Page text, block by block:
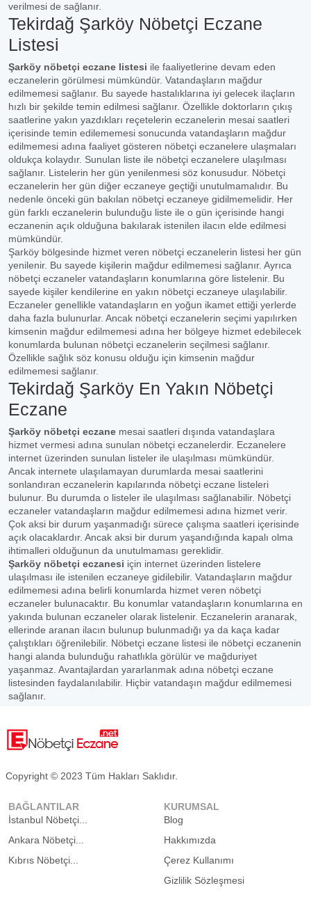
verilmesi de sağlanır.
Tekirdağ Şarköy Nöbetçi Eczane
Listesi
Şarköy nöbetçi eczane listesi ile faaliyetlerine devam eden
eczanelerin görülmesi mümkündür. Vatandaşların mağdur
edilmemesi sağlanır. Bu sayede hastalıklarına iyi gelecek ilaçların
hızlı bir şekilde temin edilmesi sağlanır. Özellikle doktorların çıkış
saatlerine yakın yazdıkları reçetelerin eczanelerin mesai saatleri
içerisinde temin edilememesi sonucunda vatandaşların mağdur
edilmemesi adına faaliyet gösteren nöbetçi eczanelere ulaşmaları
oldukça kolaydır. Sunulan liste ile nöbetçi eczanelere ulaşılması
sağlanır. Listelerin her gün yenilenmesi söz konusudur. Nöbetçi
eczanelerin her gün diğer eczaneye geçtiği unutulmamalıdır. Bu
nedenle önceki gün bakılan nöbetçi eczaneye gidilmemelidir. Her
gün farklı eczanelerin bulunduğu liste ile o gün içerisinde hangi
eczanenin açık olduğuna bakılarak istenilen ilacın elde edilmesi
mümkündür.
Şarköy bölgesinde hizmet veren nöbetçi eczanelerin listesi her gün
yenilenir. Bu sayede kişilerin mağdur edilmemesi sağlanır. Ayrıca
nöbetçi eczaneler vatandaşların konumlarına göre listelenir. Bu
sayede kişiler kendilerine en yakın nöbetçi eczaneye ulaşılabilir.
Eczaneler genellikle vatandaşların en yoğun ikamet ettiği yerlerde
daha fazla bulunurlar. Ancak nöbetçi eczanelerin seçimi yapılırken
kimsenin mağdur edilmemesi adına her bölgeye hizmet edebilecek
konumlarda bulunan nöbetçi eczanelerin seçilmesi sağlanır.
Özellikle sağlık söz konusu olduğu için kimsenin mağdur
edilmemesi sağlanır.
Tekirdağ Şarköy En Yakın Nöbetçi
Eczane
Şarköy nöbetçi eczane mesai saatleri dışında vatandaşlara
hizmet vermesi adına sunulan nöbetçi eczanelerdir. Eczanelere
internet üzerinden sunulan listeler ile ulaşılması mümkündür.
Ancak internete ulaşılamayan durumlarda mesai saatlerini
sonlandıran eczanelerin kapılarında nöbetçi eczane listeleri
bulunur. Bu durumda o listeler ile ulaşılması sağlanabilir. Nöbetçi
eczaneler vatandaşların mağdur edilmemesi adına hizmet verir.
Çok aksi bir durum yaşanmadığı sürece çalışma saatleri içerisinde
açık olacaklardır. Ancak aksi bir durum yaşandığında kapalı olma
ihtimalleri olduğunun da unutulmaması gereklidir.
Şarköy nöbetçi eczanesi için internet üzerinden listelere
ulaşılması ile istenilen eczaneye gidilebilir. Vatandaşların mağdur
edilmemesi adına belirli konumlarda hizmet veren nöbetçi
eczaneler bulunacaktır. Bu konumlar vatandaşların konumlarına en
yakında bulunan eczaneler olarak listelenir. Eczanelerin aranarak,
ellerinde aranan ilacın bulunup bulunmadığı ya da kaça kadar
çalıştıkları öğrenilebilir. Nöbetçi eczane listesi ile nöbetçi eczanenin
hangi alanda bulunduğu rahatlıkla görülür ve mağduriyet
yaşanmaz. Avantajlardan yararlanmak adına nöbetçi eczane
listesinden faydalanılabilir. Hiçbir vatandaşın mağdur edilmemesi
sağlanır.
Copyright © 2023 Tüm Hakları Saklıdır.
BAĞLANTILAR
İstanbul Nöbetçi...
Ankara Nöbetçi...
Kıbrıs Nöbetçi...
KURUMSAL
Blog
Hakkımızda
Çerez Kullanımı
Gizlilik Sözleşmesi